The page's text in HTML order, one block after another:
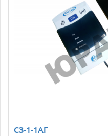
СЗ-1-1АГ